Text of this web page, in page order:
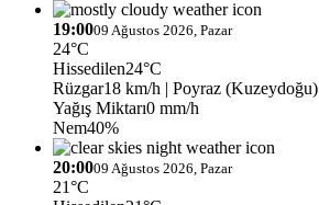
19:0009 Ağustos 2026, Pazar
24°C
Hissedilen24°C
Rüzgar18 km/h | Poyraz (Kuzeydoğu)
Yağış Miktarı0 mm/h
Nem40%
20:0009 Ağustos 2026, Pazar
21°C